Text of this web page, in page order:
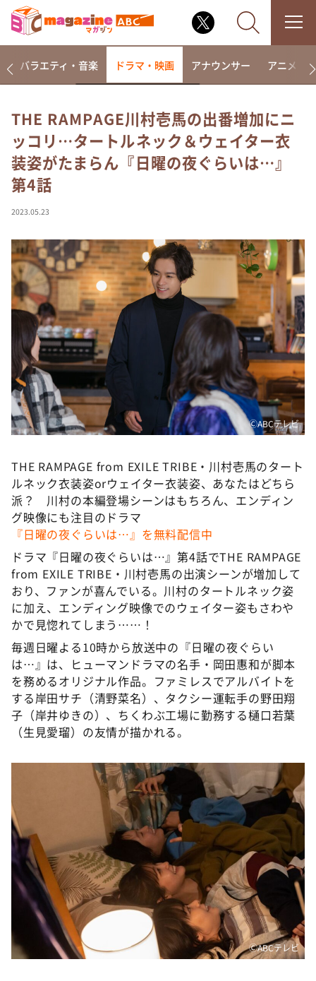
なるみ・岡村の過ぎるTV
相席食堂
これ余談なんですけど・・・
～人生密着トークバラエティ！～ やすとものいたっ
て真剣です
探偵！ナイトスクープ
news おかえり
河合＆A.B.C-Z塚田×福井アナ「なんでやねん！？」
（news おかえり）
DAIGOも台所 ～きょうの献立 何にする？～
本日はダイアンなり！シーズン２
朝だ！生です旅サラダ
教えて！ニュースライブ 正義のミカタ
ＬＩＦＥ～夢のカタチ～
ポツンと一軒家
ザキ山小屋本館
ぺこぱのまるスポ
アナ回覧板
バラエティ・音楽 ドラマ・映画 アナウンサー アニメ・
THE RAMPAGE川村壱馬の出番増加にニ
ッコリ…タートルネック＆ウェイター衣
装姿がたまらん『日曜の夜ぐらいは…』
第4話
2023.05.23
ⒸABCテレビ
THE RAMPAGE from EXILE TRIBE・川村壱馬のタート
ルネック衣装姿orウェイター衣装姿、あなたはどちら
派？ 川村の本編登場シーンはもちろん、エンディン
グ映像にも注目のドラマ
『日曜の夜ぐらいは…』を無料配信中
ドラマ『日曜の夜ぐらいは…』第4話でTHE RAMPAGE
from EXILE TRIBE・川村壱馬の出演シーンが増加して
おり、ファンが喜んでいる。川村のタートルネック姿
に加え、エンディング映像でのウェイター姿もさわや
かで見惚れてしまう……！
毎週日曜よる10時から放送中の『日曜の夜ぐらい
は…』は、ヒューマンドラマの名手・岡田惠和が脚本
を務めるオリジナル作品。ファミレスでアルバイトを
する岸田サチ（清野菜名）、タクシー運転手の野田翔
子（岸井ゆきの）、ちくわぶ工場に勤務する樋口若葉
（生見愛瑠）の友情が描かれる。
ⒸABCテレビ